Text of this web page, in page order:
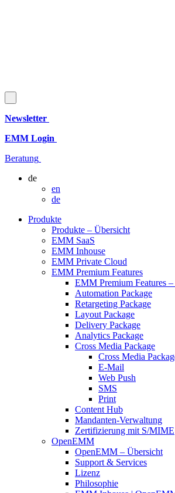
Newsletter
EMM Login
Beratung
de
en
de
Produkte
Produkte – Übersicht
EMM SaaS
EMM Inhouse
EMM Private Cloud
EMM Premium Features
EMM Premium Features
Automation Package
Retargeting Package
Layout Package
Delivery Package
Analytics Package
Cross Media Package
Cross Media
E-Mail
Web Push
SMS
Print
Content Hub
Mandanten-Verwaltung
Zertifizierung mit S/MIME
OpenEMM
OpenEMM – Übersicht
Support & Services
Lizenz
Philosophie